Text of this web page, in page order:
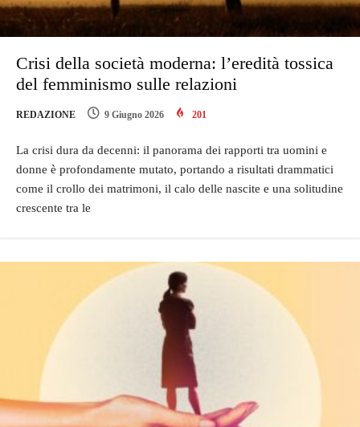
Crisi della società moderna: l’eredità tossica
del femminismo sulle relazioni
REDAZIONE 9 Giugno 2026 201
La crisi dura da decenni: il panorama dei rapporti tra uomini e
donne è profondamente mutato, portando a risultati drammatici
come il crollo dei matrimoni, il calo delle nascite e una solitudine
crescente tra le